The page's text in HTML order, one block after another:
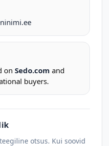
on Sedo.com and
buyers.
otsus. Kui soovid